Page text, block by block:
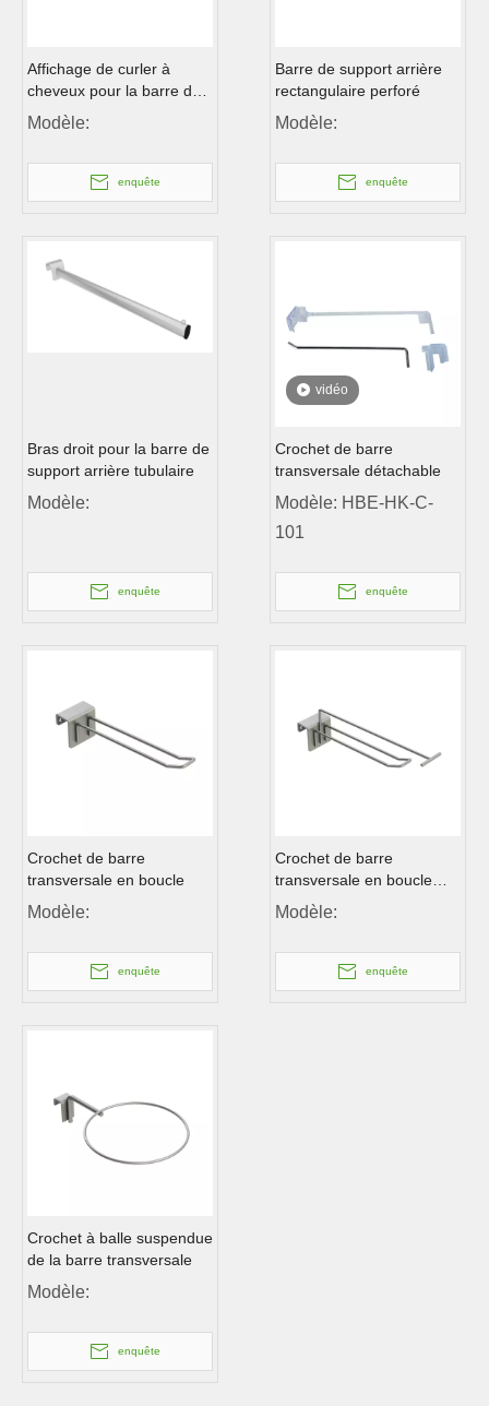
Affichage de curler à
cheveux pour la barre de
support arrière
Modèle:
enquête
Barre de support arrière
rectangulaire perforé
Modèle:
enquête
Bras droit pour la barre de
support arrière tubulaire
Modèle:
enquête
vidéo
Crochet de barre
transversale détachable
Modèle: HBE-HK-C-
101
enquête
Crochet de barre
transversale en boucle
Modèle:
enquête
Crochet de barre
transversale en boucle
avec bras oscillant
Modèle:
enquête
Crochet à balle suspendue
de la barre transversale
Modèle:
enquête